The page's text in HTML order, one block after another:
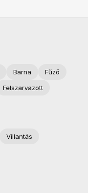
Barna
Fűző
Felszarvazott
Villantás